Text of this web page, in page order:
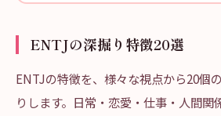
ENTJの深掘り特徴20選
ENTJの特徴を、様々な視点から20個
りします。日常・恋愛・仕事・人間関